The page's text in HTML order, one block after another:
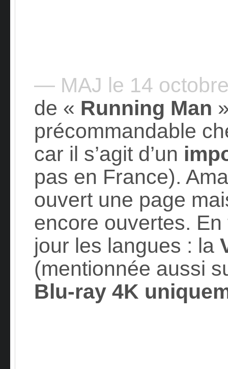
— MAJ le 14
de « Running Man
précommandable
car il s’agit d’un
pas en France).
ouvert une page
encore ouvertes. En
jour les langues : la
(mentionnée aussi
Blu-ray 4K